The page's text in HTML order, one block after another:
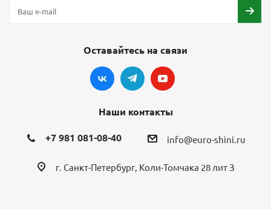
Оставайтесь на связи
Наши контакты
+7 981 081-08-40 info@euro-shini.ru
г. Санкт-Петербург, Коли-Томчака 28 лит З